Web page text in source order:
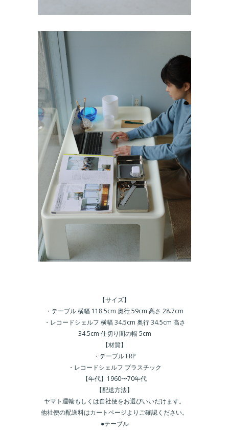
【サイズ】
・テーブル 横幅 118.5cm 奥行 59cm 高さ 28.7cm
・レコードシェルフ 横幅 34.5cm 奥行 34.5cm 高さ
34.5cm 仕切り間の幅 5cm
【材質】
・テーブル FRP
・レコードシェルフ プラスチック
【年代】1960〜70年代
【配送方法】
ヤマト運輸もしくは自社便をお選びいいだけます。
他社便の配送料はカートページよりご確認ください。
●テーブル